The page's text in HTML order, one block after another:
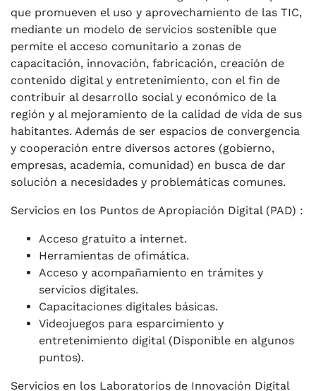
que promueven el uso y aprovechamiento de las TIC,
mediante un modelo de servicios sostenible que
permite el acceso comunitario a zonas de
capacitación, innovación, fabricación, creación de
contenido digital y entretenimiento, con el fin de
contribuir al desarrollo social y económico de la
región y al mejoramiento de la calidad de vida de sus
habitantes. Además de ser espacios de convergencia
y cooperación entre diversos actores (gobierno,
empresas, academia, comunidad) en busca de dar
solución a necesidades y problemáticas comunes.
Servicios en los Puntos de Apropiación Digital (PAD) :
Acceso gratuito a internet.
Herramientas de ofimática.
Acceso y acompañamiento en trámites y
servicios digitales.
Capacitaciones digitales básicas.
Videojuegos para esparcimiento y
entretenimiento digital (Disponible en algunos
puntos).
Servicios en los Laboratorios de Innovación Digital